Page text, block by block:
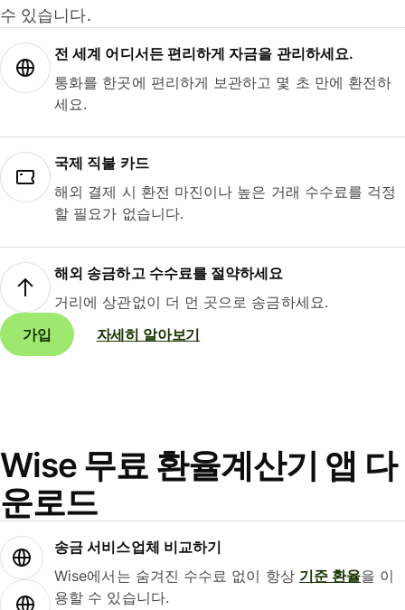
수 있습니다.
전 세계 어디서든 편리하게 자금을 관리하세요.
통화를 한곳에 편리하게 보관하고 몇 초 만에 환전하
세요.
국제 직불 카드
해외 결제 시 환전 마진이나 높은 거래 수수료를 걱정
할 필요가 없습니다.
해외 송금하고 수수료를 절약하세요
거리에 상관없이 더 먼 곳으로 송금하세요.
가입
자세히 알아보기
Wise 무료 환율계산기 앱 다
운로드
송금 서비스업체 비교하기
Wise에서는 숨겨진 수수료 없이 항상 기준 환율을 이
용할 수 있습니다.